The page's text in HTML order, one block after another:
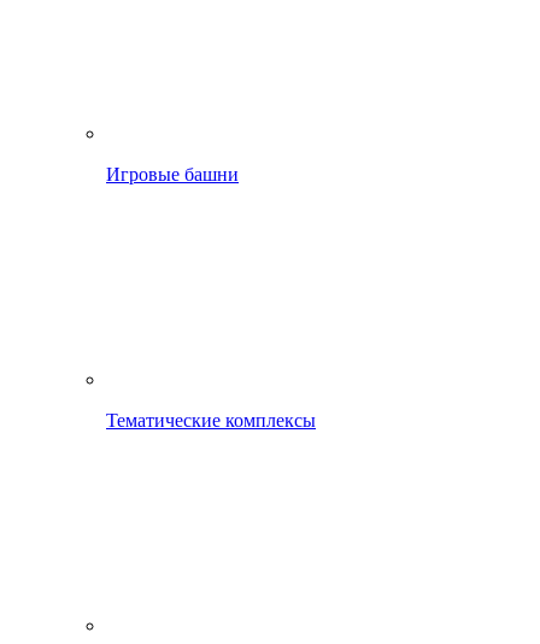
Игровые башни
Тематические комплексы